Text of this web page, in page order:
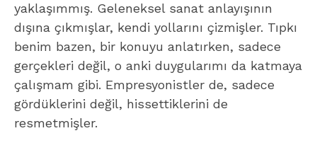
yaklaşımmış. Geleneksel sanat anlayışının
dışına çıkmışlar, kendi yollarını çizmişler. Tıpkı
benim bazen, bir konuyu anlatırken, sadece
gerçekleri değil, o anki duygularımı da katmaya
çalışmam gibi. Empresyonistler de, sadece
gördüklerini değil, hissettiklerini de
resmetmişler.